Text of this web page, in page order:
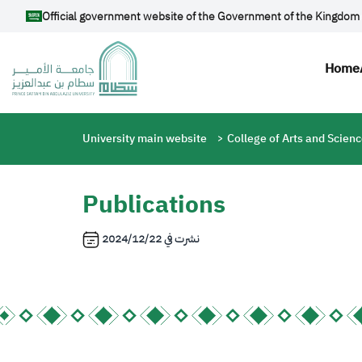
Skip to main content
Official government website of the Government of the Kingdom
Home
Breadcrumb
University main website College of Arts and
Publications
نشرت في2024/12/22